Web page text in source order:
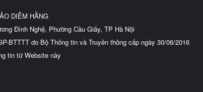
DIỄM HẰNG
Đình Nghệ, Phường Cầu Giấy, TP Hà Nội
BTTTT do Bộ Thông tin và Truyền thông cấp ngày 30/06/2016
tin từ Website này